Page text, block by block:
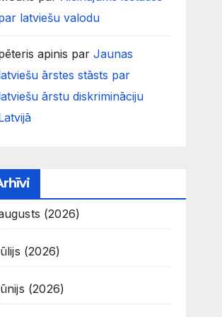
latviešu valodu
apinis par Jaunas
ārstes stāsts par
ārstu diskrimināciju
(2026)
(2026)
(2026)